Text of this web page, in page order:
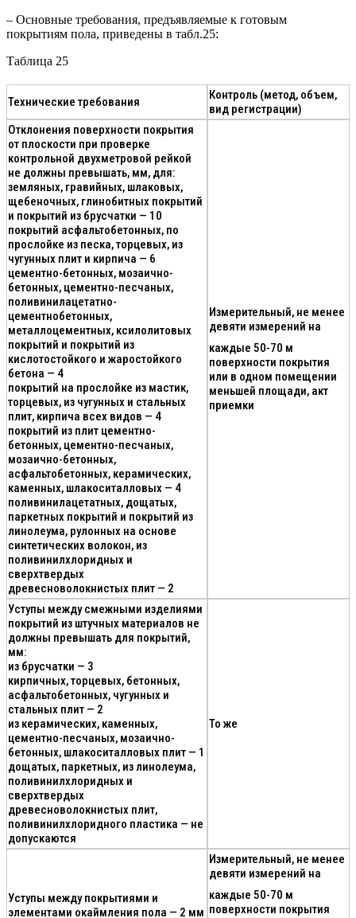
– Основные требования, предъявляемые к готовым
покрытиям пола, приведены в табл.25:
Таблица 25
Технические требования
Контроль (метод, объем,
вид регистрации)
Отклонения поверхности покрытия
от плоскости при проверке
контрольной двухметровой рейкой
не должны превышать, мм, для:
земляных, гравийных, шлаковых,
щебеночных, глинобитных покрытий
и покрытий из брусчатки — 10
покрытий асфальтобетонных, по
прослойке из песка, торцевых, из
чугунных плит и кирпича — 6
цементно-бетонных, мозаично-
бетонных, цементно-песчаных,
поливинилацетатно-
цементнобетонных,
металлоцементных, ксилолитовых
покрытий и покрытий из
кислотостойкого и жаростойкого
бетона — 4
покрытий на прослойке из мастик,
торцевых, из чугунных и стальных
плит, кирпича всех видов — 4
покрытий из плит цементно-
бетонных, цементно-песчаных,
мозаично-бетонных,
асфальтобетонных, керамических,
каменных, шлакоситалловых — 4
поливинилацетатных, дощатых,
паркетных покрытий и покрытий из
линолеума, рулонных на основе
синтетических волокон, из
поливинилхлоридных и
сверхтвердых
древесноволокнистых плит — 2
Измерительный, не менее
девяти измерений на
каждые 50-70 м
поверхности покрытия
или в одном помещении
меньшей площади, акт
приемки
Уступы между смежными изделиями
покрытий из штучных материалов не
должны превышать для покрытий,
мм:
из брусчатки — 3
кирпичных, торцевых, бетонных,
асфальтобетонных, чугунных и
стальных плит — 2
из керамических, каменных,
цементно-песчаных, мозаично-
бетонных, шлакоситалловых плит — 1
дощатых, паркетных, из линолеума,
поливинилхлоридных и
сверхтвердых
древесноволокнистых плит,
поливинилхлоридного пластика — не
допускаются
То же
Уступы между покрытиями и
элементами окаймления пола — 2 мм
Измерительный, не менее
девяти измерений на
каждые 50-70 м
поверхности покрытия